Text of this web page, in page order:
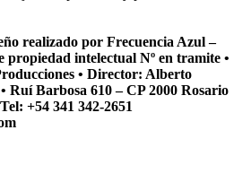
realizado por Frecuencia Azul –
propiedad intelectual Nº en tramite •
• Director: Alberto
Ruí Barbosa 610 – CP 2000 Rosario
+54 341 342-2651